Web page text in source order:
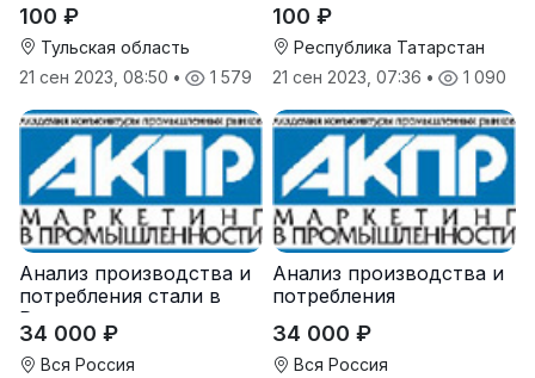
100 ₽
Тульская область
21 сен 2023, 08:50 • 1 579
100 ₽
Республика Татарстан
21 сен 2023, 07:36 • 1 090
Анализ производства и
потребления стали в
России
34 000 ₽
Вся Россия
Анализ производства и
потребления
агломерата и окатыша в
России
34 000 ₽
Вся Россия